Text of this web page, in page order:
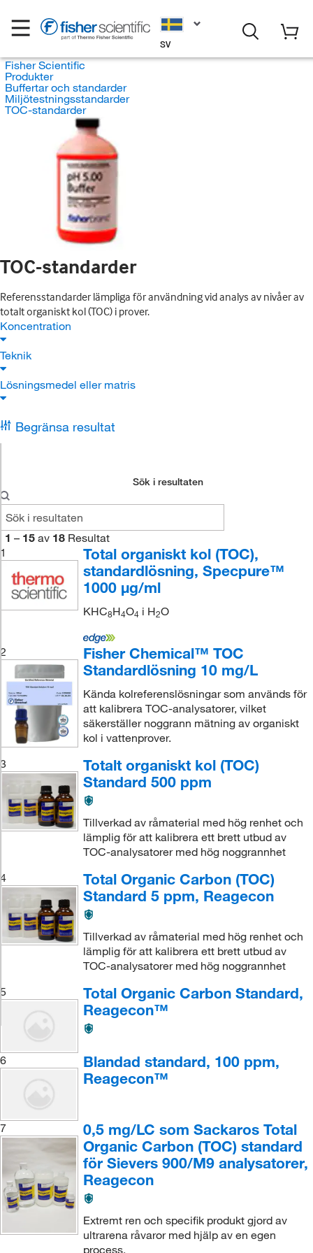
SV
Fisher Scientific
Produkter
Buffertar och standarder
Miljötestningsstandarder
TOC-standarder
TOC-standarder
Referensstandarder lämpliga för användning vid analys av nivåer av
totalt organiskt kol (TOC) i prover.
Koncentration
Teknik
Lösningsmedel eller matris
Begränsa resultat
Sök i resultaten
1 – 15 av 18 Resultat
1
Total organiskt kol (TOC),
standardlösning, Specpure™
1000 μg/ml
KHC8H4O4 i H2O
2
Fisher Chemical™ TOC
Standardlösning 10 mg/L
Kända kolreferenslösningar som används för
att kalibrera TOC-analysatorer, vilket
säkerställer noggrann mätning av organiskt
kol i vattenprover.
3
Totalt organiskt kol (TOC)
Standard 500 ppm
Tillverkad av råmaterial med hög renhet och
lämplig för att kalibrera ett brett utbud av
TOC-analysatorer med hög noggrannhet
4
Total Organic Carbon (TOC)
Standard 5 ppm, Reagecon
Tillverkad av råmaterial med hög renhet och
lämplig för att kalibrera ett brett utbud av
TOC-analysatorer med hög noggrannhet
5
Total Organic Carbon Standard,
Reagecon™
6
Blandad standard, 100 ppm,
Reagecon™
7
0,5 mg/LC som Sackaros Total
Organic Carbon (TOC) standard
för Sievers 900/M9 analysatorer,
Reagecon
Extremt ren och specifik produkt gjord av
ultrarena råvaror med hjälp av en egen
process.